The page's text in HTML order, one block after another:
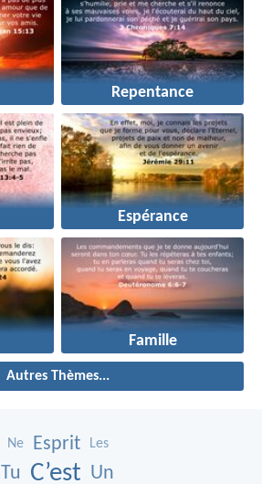
Repentance
Espérance
Famille
Autres Thèmes...
Ne Esprit Les
Tu C’est Un